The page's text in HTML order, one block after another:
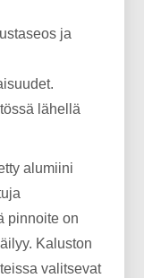
ja
lähellä
alumiini
pinnoite on
Kaluston
valitsevat